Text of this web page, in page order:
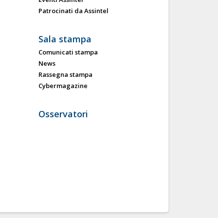
Patrocinati da Assintel
Sala stampa
Comunicati stampa
News
Rassegna stampa
Cybermagazine
Osservatori